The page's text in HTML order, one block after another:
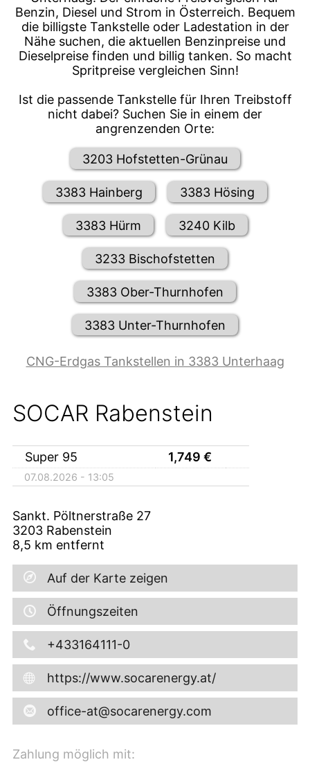
Benzin, Diesel und Strom in Österreich. Bequem
die billigste Tankstelle oder Ladestation in der
Nähe suchen, die aktuellen Benzinpreise und
Dieselpreise finden und billig tanken. So macht
Spritpreise vergleichen Sinn!
Ist die passende Tankstelle für Ihren Treibstoff
nicht dabei? Suchen Sie in einem der
angrenzenden Orte:
3203 Hofstetten-Grünau
3383 Hainberg 3383 Hösing
3383 Hürm 3240 Kilb
3233 Bischofstetten
3383 Ober-Thurnhofen
3383 Unter-Thurnhofen
CNG-Erdgas Tankstellen in 3383 Unterhaag
SOCAR Rabenstein
Super 95 1,749 €
07.08.2026 - 13:05
Sankt. Pöltnerstraße 27
3203 Rabenstein
8,5 km entfernt
Auf der Karte zeigen
Öffnungszeiten
+433164111-0
https://www.socarenergy.at/
office-at@socarenergy.com
Zahlung möglich mit: